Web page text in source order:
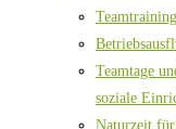
Teamtage
soziale
Naturzeit